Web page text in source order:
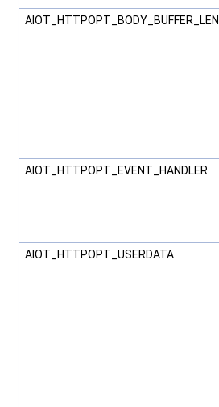
AIOT_HTTPOPT_BODY_BUFFER_LEN
AIOT_HTTPOPT_EVENT_HANDLER
AIOT_HTTPOPT_USERDATA